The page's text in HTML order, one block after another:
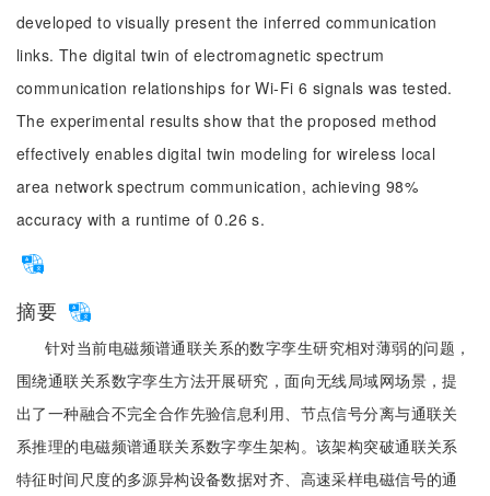
developed to visually present the inferred communication
links. The digital twin of electromagnetic spectrum
communication relationships for Wi-Fi 6 signals was tested.
The experimental results show that the proposed method
effectively enables digital twin modeling for wireless local
area network spectrum communication, achieving 98%
accuracy with a runtime of 0.26 s.
摘要
针对当前电磁频谱通联关系的数字孪生研究相对薄弱的问题，
围绕通联关系数字孪生方法开展研究，面向无线局域网场景，提
出了一种融合不完全合作先验信息利用、节点信号分离与通联关
系推理的电磁频谱通联关系数字孪生架构。该架构突破通联关系
特征时间尺度的多源异构设备数据对齐、高速采样电磁信号的通